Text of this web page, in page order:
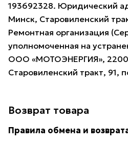
193692328. Юридический
Минск, Старовиленский
Ремонтная организация
уполномоченная на
ООО «МОТОЭНЕРГИЯ»,
Старовиленский тракт, 91,
Возврат товара
Правила обмена и